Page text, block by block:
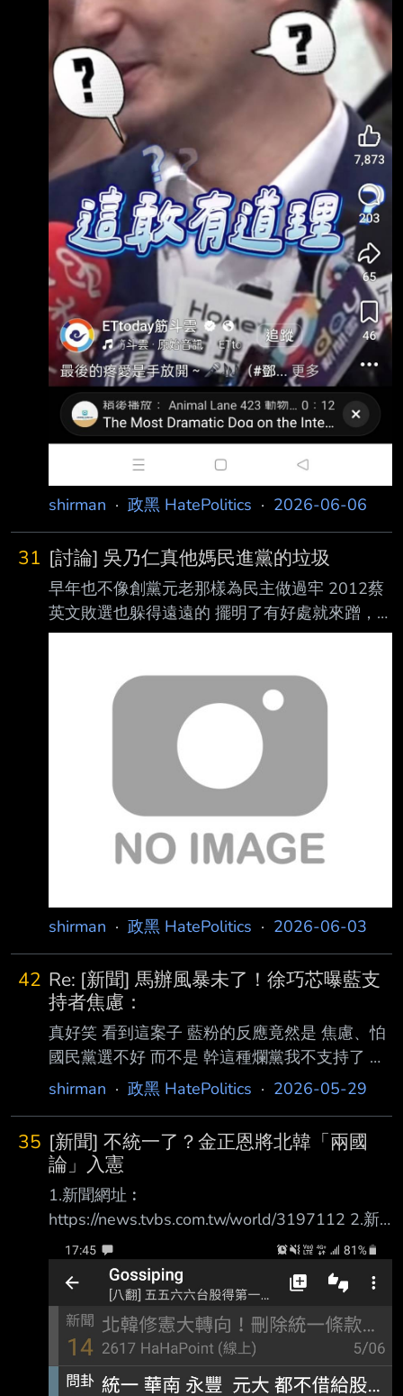
shirman · 政黑 HatePolitics · 2026-06-06
31 [討論] 吳乃仁真他媽民進黨的垃圾
早年也不像創黨元老那樣為民主做過牢 2012蔡
英文敗選也躲得遠遠的 擺明了有好處就來蹭，
沒好處就閃遠遠 然後現在還搞失蹤 垃圾一個 我
民進黨的污點 最好被逮到直接關到死 ----- Sent
from JPTT on my Samsung SM-N950F. --
shirman · 政黑 HatePolitics · 2026-06-03
42 Re: [新聞] 馬辦風暴未了！徐巧芯曝藍支
持者焦慮：
真好笑 看到這案子 藍粉的反應竟然是 焦慮、怕
國民黨選不好 而不是 幹這種爛黨我不支持了 如
果只看這群人 民主的確是笑話沒錯 : ※「新聞」
︰ : ※ 請附上有效原文連結或短網址 ※ :
https://reurl.cc/ppjVEx : 2.新聞來源︰ : 三立新聞
網 : 3.完整新聞標題： : ※ 內文請完整轉載標題
請勿修改與刪減 ※ : ※ 注意發文標題 為原始新
聞標題從頭張貼 切勿修改與刪減 ※ : 馬辦風暴未
了！徐巧芯曝藍支持者焦慮：我覺得心很
shirman · 政黑 HatePolitics · 2026-05-29
35 [新聞] 不統一了？金正恩將北韓「兩國
論」入憲
1.新聞網址︰
https://news.tvbs.com.tw/world/3197112 2.新
聞來源︰ TVBS新聞網 3.完整新聞標題 不統一
了？金正恩將北韓「兩國論」入憲 刪除統一概
念 4.完整新聞內容︰ 外媒指出，北韓修憲刪除
「統一」與「民族」概念，並新增領土條文，正
式將最高領導人金正恩提出的「兩個國家論」制
度化。不過，憲法中並未納入「敵對的兩個國
家」、「交戰國關係」等表述，也未明確規定北